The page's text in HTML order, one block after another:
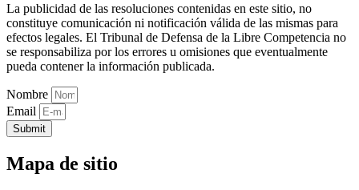
La publicidad de las resoluciones contenidas en este sitio, no
constituye comunicación ni notificación válida de las mismas para
efectos legales. El Tribunal de Defensa de la Libre Competencia no
se responsabiliza por los errores u omisiones que eventualmente
pueda contener la información publicada.
Nombre
Email
Submit
Mapa de sitio